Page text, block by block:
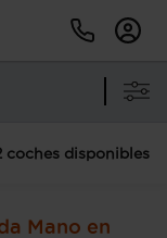
coches disponibles
Mano en